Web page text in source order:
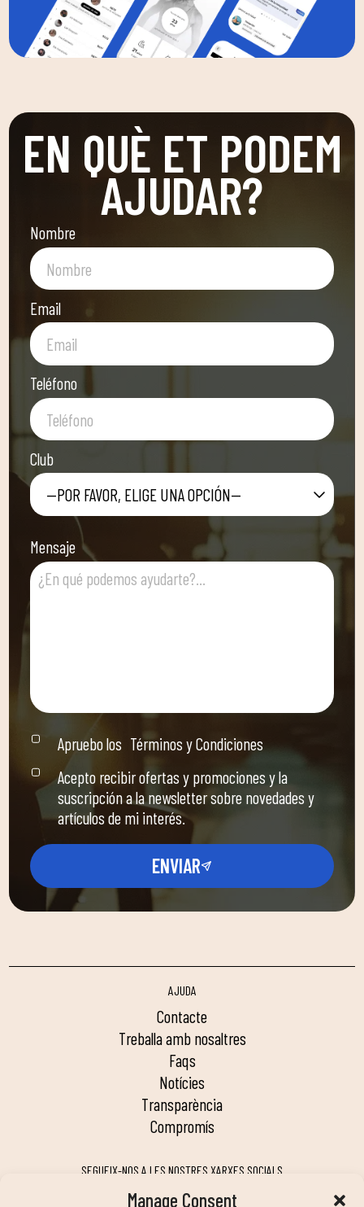
Manage Consent
EN QUÈ ET PODEM
AJUDAR?
Nombre
Email
Teléfono
Club
—POR FAVOR, ELIGE UNA OPCIÓN—
Mensaje
Apruebo los Términos y Condiciones
Acepto recibir ofertas y promociones y la
suscripción a la newsletter sobre novedades y
artículos de mi interés.
ENVIAR
AJUDA
contacte
treballa amb nosaltres
faqs
notícies
transparència
compromís
SEGUEIX-NOS A LES NOSTRES XARXES SOCIALS